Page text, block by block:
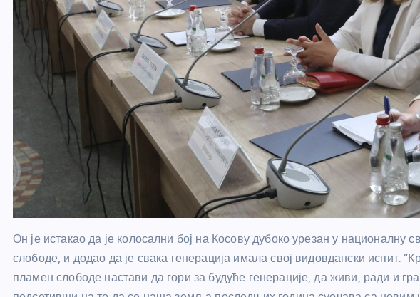
Он је истакао да је колосални бој на Косову дубоко урезан у националну
слободе, и додао да је свака генерација имала свој видовдански испит.
пламен слободе настави да гори за будуће генерације, да живи, ради и